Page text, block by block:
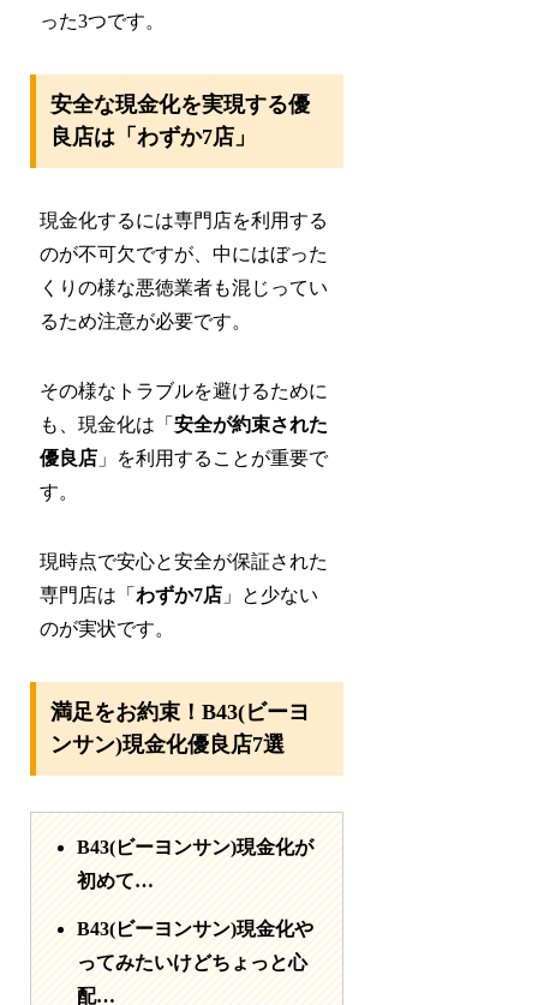
った3つです。
安全な現金化を実現する優
良店は「わずか7店」
現金化するには専門店を利用する
のが不可欠ですが、中にはぼった
くりの様な悪徳業者も混じってい
るため注意が必要です。
その様なトラブルを避けるために
も、現金化は「 安全が約束された
優良店」を利用することが重要で
す。
現時点で安心と安全が保証された
専門店は「 わずか7店」と少ない
のが実状です。
満足をお約束！B43(ビーヨ
ンサン)現金化優良店7選
B43(ビーヨンサン)現金化が
初めて…
B43(ビーヨンサン)現金化や
ってみたいけどちょっと心
配…